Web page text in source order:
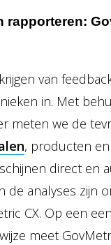
rapporteren:
van
in. Met
meten we de
, producten
direct en
de analyses zijn
CX. Op een
meet